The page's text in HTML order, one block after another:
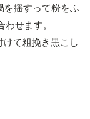
を揺すって粉をふ
せます。
て粗挽き黒こし